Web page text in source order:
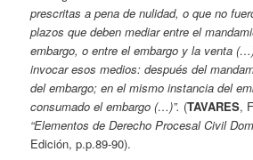
prescritas a pena de nulidad, o que no
plazos que deben mediar entre el
embargo, o entre el embargo y la venta
invocar esos medios: después del
del embargo; en el mismo instancia del
consumado el embargo (…)”. (TAVARES,
“Elementos de Derecho Procesal Civil
Edición, p.p.89-90).